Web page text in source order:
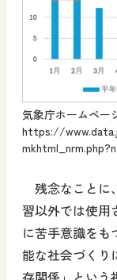
気象庁ホームペー
https://
残念なことに
習以外では使用
に苦手意識をも
能な社会づくり